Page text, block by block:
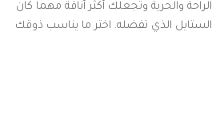
الراحة والحرية وتجعلك أكثر أناقة مهما كان
الستايل الذي تفضله. اختر ما يناسب ذوقك